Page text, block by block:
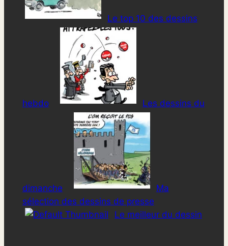
Le top 10 des dessins
hebdo Les dessins du
dimanche
Ma
sélection des dessins de presse
Le meilleur du dessin